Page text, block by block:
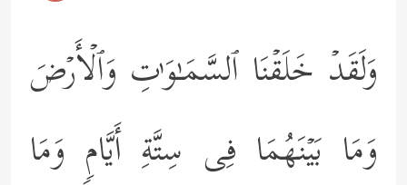
وَلَقَدۡ خَلَقۡنَا ٱلسَّمَـٰوَ ٰ⁠تِ وَٱلۡأَرۡضَ
وَمَا بَیۡنَهُمَا فِی سِتَّةِ أَیَّامࣲ وَمَا